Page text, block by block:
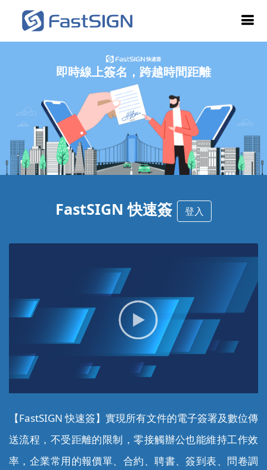
即時線上簽名，跨越時間距離
FastSIGN 快速簽 登入
【FastSIGN 快速簽】實現所有文件的電子簽署及數位傳
送流程，不受距離的限制，零接觸辦公也能維持工作效
率，企業常用的報價單、合約、聘書、簽到表、問卷調